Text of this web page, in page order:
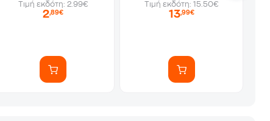
Τιμή εκδότη: 2.99€
2,89€
Τιμή εκδότη: 15.50€
13,99€